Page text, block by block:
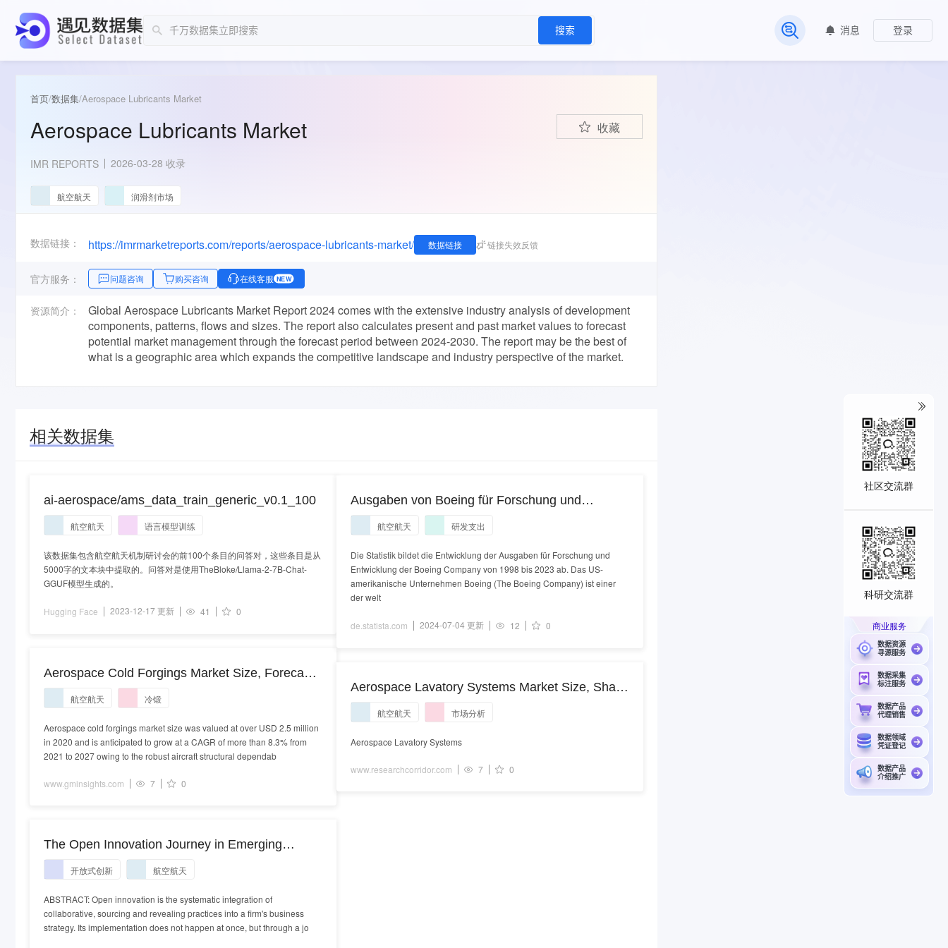
搜索
常见问题
消息 登录
首页/数据集/Aerospace Lubricants Market
Aerospace Lubricants Market 收藏
IMR REPORTS 2026-03-28 收录
航空航天 润滑剂市场
数据链接： https://imrmarketreports.com/reports/aerospace-lubricants-market/ 数据链接 链接失效反馈
官方服务： 问题咨询 购买咨询 在线客服 NEW
资源简介：
Global Aerospace Lubricants Market Report 2024 comes with the extensive industry analysis of development
components, patterns, flows and sizes. The report also calculates present and past market values to forecast
potential market management through the forecast period between 2024-2030. The report may be the best of
what is a geographic area which expands the competitive landscape and industry perspective of the market.
相关数据集
ai-aerospace/ams_data_train_generic_v0.1_100
航空航天 语言模型训练
该数据集包含航空航天机制研讨会的前100个条目的问答对，这些条目是从
5000字的文本块中提取的。问答对是使用TheBloke/Llama-2-7B-Chat-
GGUF模型生成的。
Hugging Face 2023-12-17 更新 41 0
Aerospace Cold Forgings Market Size, Forecast
Report 2021-2027
航空航天 冷锻
Aerospace cold forgings market size was valued at over USD 2.5 million
in 2020 and is anticipated to grow at a CAGR of more than 8.3% from
2021 to 2027 owing to the robust aircraft structural dependab
www.gminsights.com 7 0
The Open Innovation Journey in Emerging
Economies: An Analysis of the Brazilian
Aerospace Industry
开放式创新 航空航天
ABSTRACT: Open innovation is the systematic integration of
collaborative, sourcing and revealing practices into a firm's business
strategy. Its implementation does not happen at once, but through a jo
Ausgaben von Boeing für Forschung und
Entwicklung bis 2023
航空航天 研发支出
Die Statistik bildet die Entwicklung der Ausgaben für Forschung und
Entwicklung der Boeing Company von 1998 bis 2023 ab. Das US-
amerikanische Unternehmen Boeing (The Boeing Company) ist einer
der welt
de.statista.com 2024-07-04 更新 12 0
Aerospace Lavatory Systems Market Size, Share
& Growth Analysis Report to 2030
航空航天 市场分析
Aerospace Lavatory Systems
www.researchcorridor.com 7 0
社区交流群
科研交流群
商业服务
数据资源
寻源服务
数据采集
标注服务
数据产品
代理销售
数据领域
凭证登记
数据产品
介绍推广